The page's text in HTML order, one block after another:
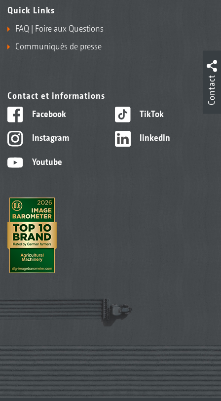
Quick Links
FAQ | Foire aux Questions
Communiqués de presse
Contact et informations
Facebook
Instagram
Youtube
TikTok
linkedIn
Contact